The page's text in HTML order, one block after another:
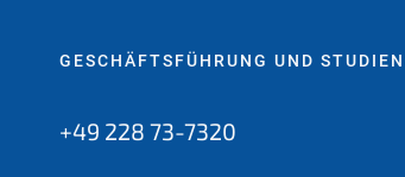
GESCHÄFTSFÜHRUNG UND
+49 228 73-7320